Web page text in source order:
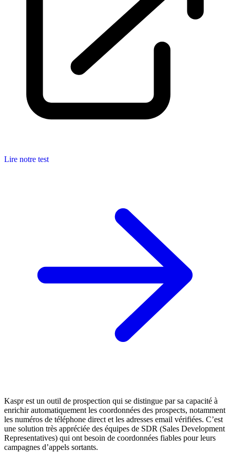
Lire notre test
Kaspr est un outil de prospection qui se distingue par sa capacité à
enrichir automatiquement les coordonnées des prospects, notamment
les numéros de téléphone direct et les adresses email vérifiées. C’est
une solution très appréciée des équipes de SDR (Sales Development
Representatives) qui ont besoin de coordonnées fiables pour leurs
campagnes d’appels sortants.